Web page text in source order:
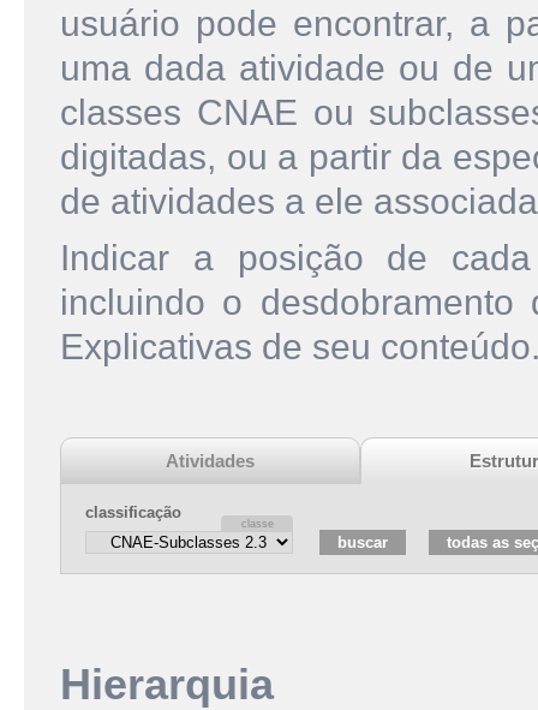
usuário pode encontrar, a
uma dada atividade ou de
classes CNAE ou
digitadas, ou a partir da
de atividades a ele
Indicar a posição de
incluindo o
Explicativas de seu
Atividades
classificação
Hierarquia